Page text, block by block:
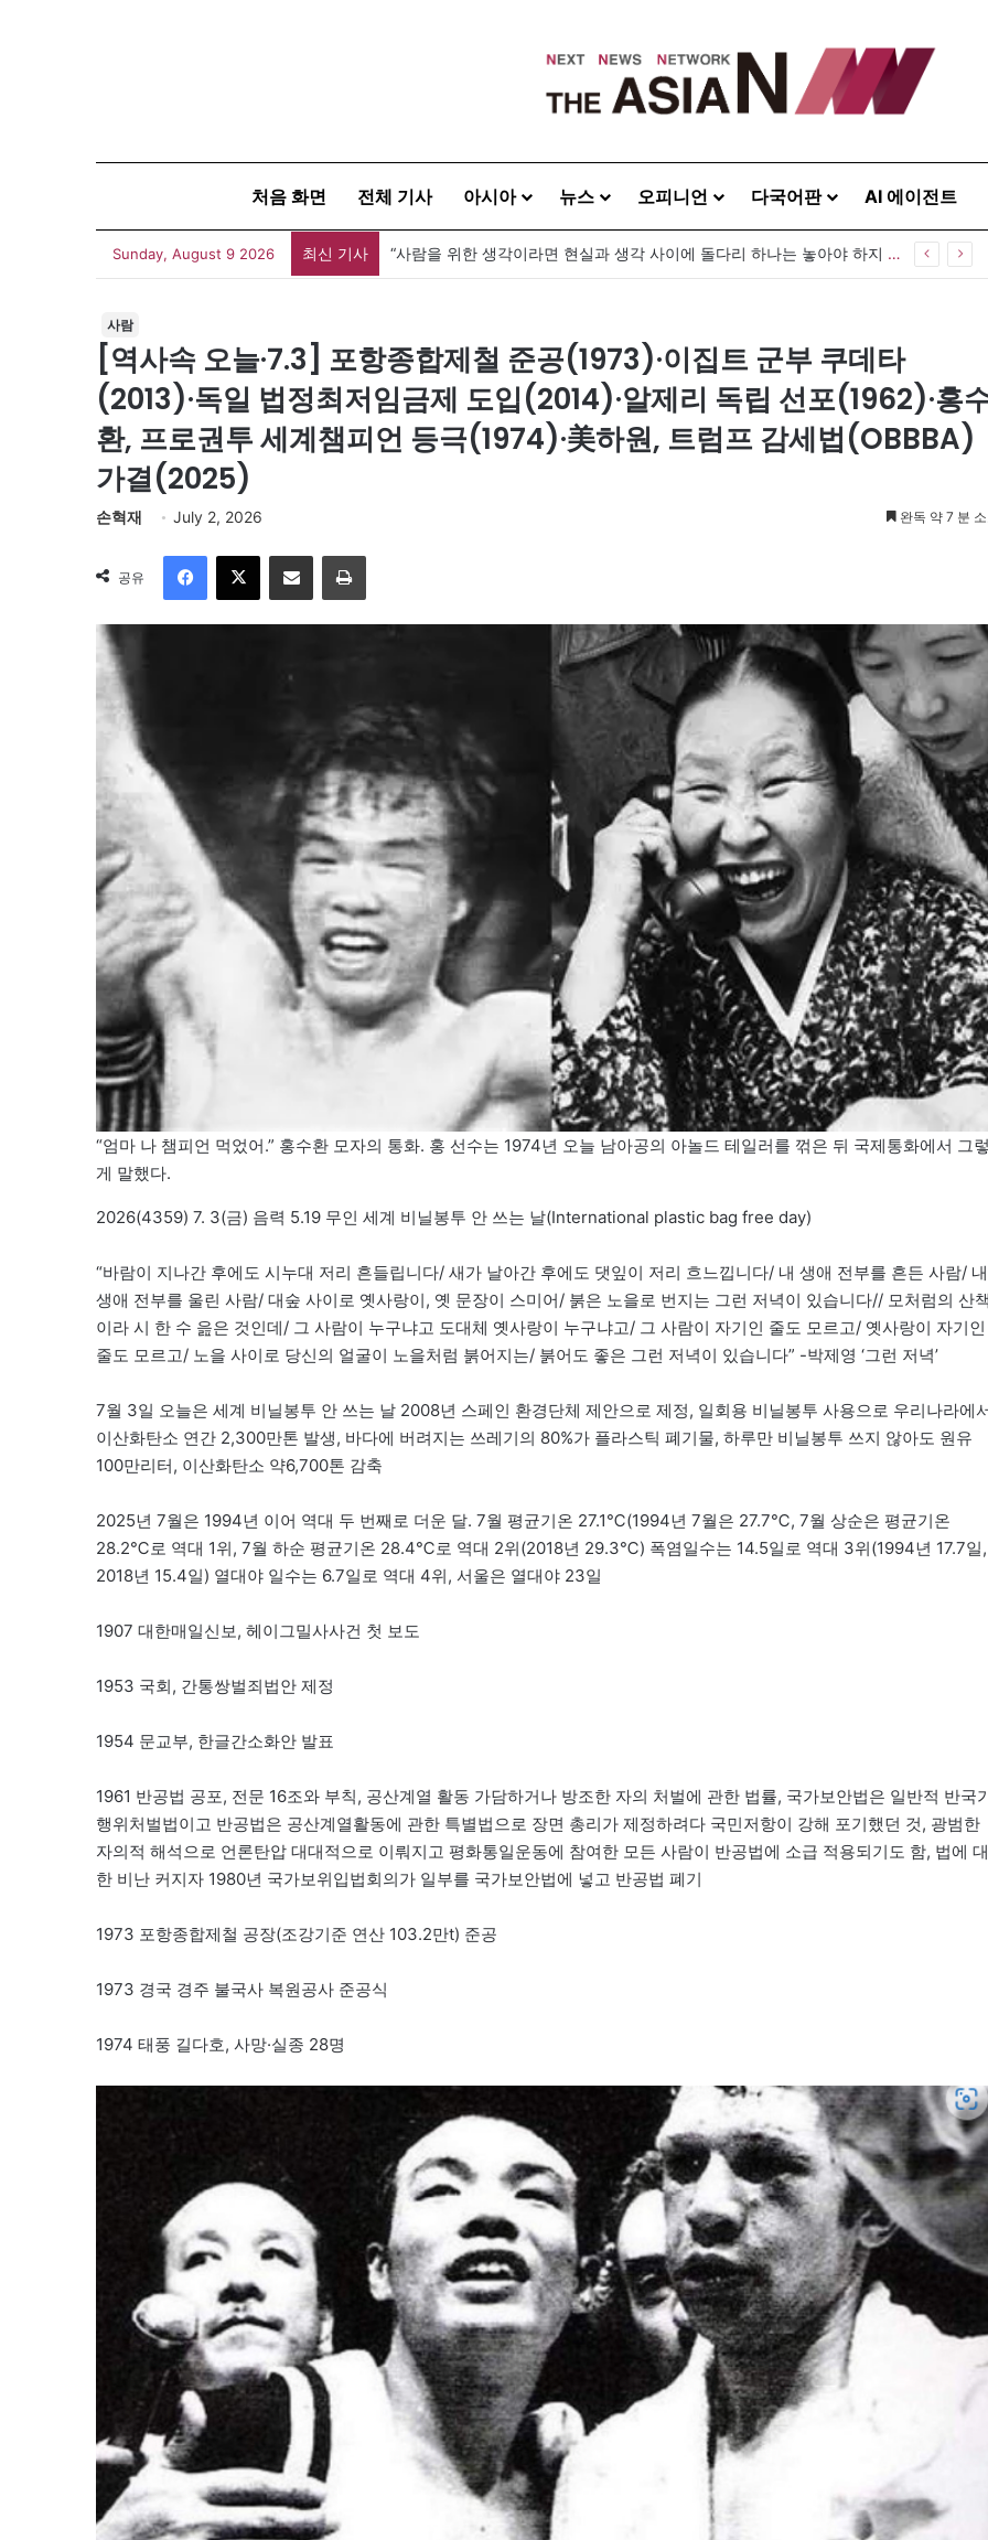
처음 화면 전체 기사 아시아 뉴스 오피니언 다국어판 AI 에이전트
Sunday, August 9 2026 최신 기사 [출판] 표현의 자유는 어디까지 허용되는가…김재형 전 대법관 ‘언론과 인격권’
사람
[역사속 오늘·7.3] 포항종합제철 준공(1973)·이집트 군부 쿠데타
(2013)·독일 법정최저임금제 도입(2014)·알제리 독립 선포(1962)·홍
환, 프로권투 세계챔피언 등극(1974)·美하원, 트럼프 감세법(OBBBA)
가결(2025)
손혁재 July 2, 2026 완독 약 7 분
공유
Facebook
X 이메일 인쇄
“엄마 나 챔피언 먹었어.” 홍수환 모자의 통화. 홍 선수는 1974년 오늘 남아공의 아놀드 테일러를 꺾은 뒤 국제통화에서 그
게 말했다.
2026(4359) 7. 3(금) 음력 5.19 무인 세계 비닐봉투 안 쓰는 날(International plastic bag free day)
“바람이 지나간 후에도 시누대 저리 흔들립니다/ 새가 날아간 후에도 댓잎이 저리 흐느낍니다/ 내 생애 전부를 흔든 사람/ 내
생애 전부를 울린 사람/ 대숲 사이로 옛사랑이, 옛 문장이 스미어/ 붉은 노을로 번지는 그런 저녁이 있습니다// 모처럼의 산
이라 시 한 수 읊은 것인데/ 그 사람이 누구냐고 도대체 옛사랑이 누구냐고/ 그 사람이 자기인 줄도 모르고/ 옛사랑이 자기인
줄도 모르고/ 노을 사이로 당신의 얼굴이 노을처럼 붉어지는/ 붉어도 좋은 그런 저녁이 있습니다” -박제영 ‘그런 저녁’
7월 3일 오늘은 세계 비닐봉투 안 쓰는 날 2008년 스페인 환경단체 제안으로 제정, 일회용 비닐봉투 사용으로 우리나라에
이산화탄소 연간 2,300만톤 발생, 바다에 버려지는 쓰레기의 80%가 플라스틱 폐기물, 하루만 비닐봉투 쓰지 않아도 원유
100만리터, 이산화탄소 약6,700톤 감축
2025년 7월은 1994년 이어 역대 두 번째로 더운 달. 7월 평균기온 27.1℃(1994년 7월은 27.7℃, 7월 상순은 평균기온
28.2℃로 역대 1위, 7월 하순 평균기온 28.4℃로 역대 2위(2018년 29.3℃) 폭염일수는 14.5일로 역대 3위(1994년 17.7일,
2018년 15.4일) 열대야 일수는 6.7일로 역대 4위, 서울은 열대야 23일
1907 대한매일신보, 헤이그밀사사건 첫 보도
1953 국회, 간통쌍벌죄법안 제정
1954 문교부, 한글간소화안 발표
1961 반공법 공포, 전문 16조와 부칙, 공산계열 활동 가담하거나 방조한 자의 처벌에 관한 법률, 국가보안법은 일반적 반국
행위처벌법이고 반공법은 공산계열활동에 관한 특별법으로 장면 총리가 제정하려다 국민저항이 강해 포기했던 것, 광범한
자의적 해석으로 언론탄압 대대적으로 이뤄지고 평화통일운동에 참여한 모든 사람이 반공법에 소급 적용되기도 함, 법에 대
한 비난 커지자 1980년 국가보위입법회의가 일부를 국가보안법에 넣고 반공법 폐기
1973 포항종합제철 공장(조강기준 연산 103.2만t) 준공
1973 경국 경주 불국사 복원공사 준공식
1974 태풍 길다호, 사망·실종 28명